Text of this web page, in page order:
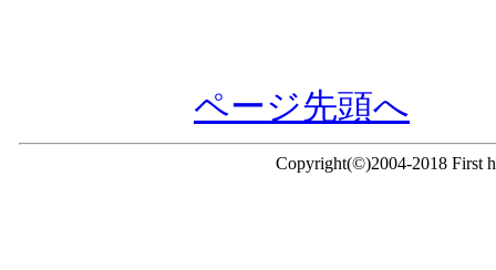
ページ先頭へ
Copyright(©)2004-2018 First